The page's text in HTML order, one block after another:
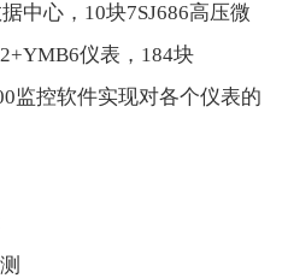
心，10块7SJ686高压微
仪表，184块
监控软件实现对各个仪表的